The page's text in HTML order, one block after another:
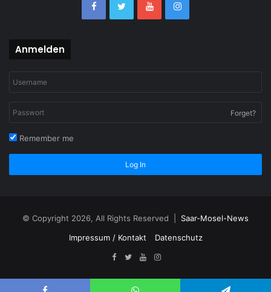
Anmelden
Forget?
Remember me
Log In
© Copyright 2026, All Rights Reserved | Saar-Mosel-News
Impressum / Kontakt
Datenschutz